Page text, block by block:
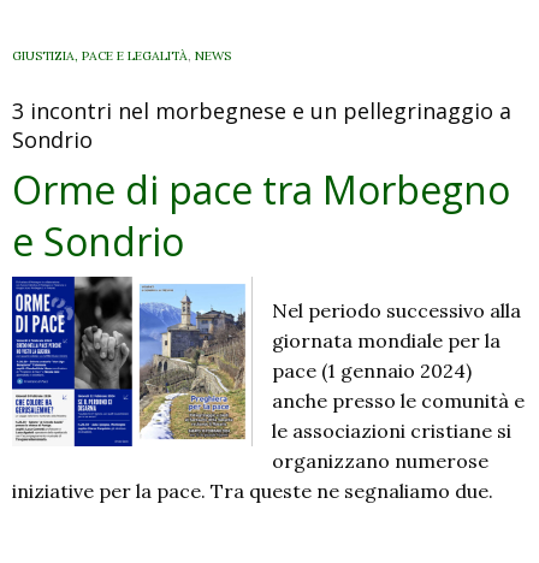
gennaio
pellegrinaggio
alla
gennaio
la
serata
sul
Medio
Oriente
Chiara
GIUSTIZIA, PACE E LEGALITÀ, NEWS
3 incontri nel morbegnese e un pellegrinaggio a
Sondrio
Orme di pace tra Morbegno
e Sondrio
Nel periodo successivo alla
giornata mondiale per la
pace (1 gennaio 2024)
anche presso le comunità e
le associazioni cristiane si
organizzano numerose
iniziative per la pace. Tra queste ne segnaliamo due.